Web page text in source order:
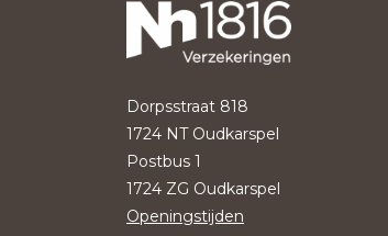
Dorpsstraat 818
1724 NT Oudkarspel
Postbus 1
1724 ZG Oudkarspel
Openingstijden